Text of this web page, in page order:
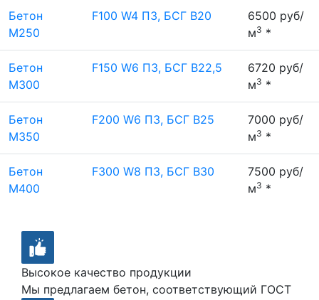
Бетон
М250
F100 W4 П3, БСГ В20
6500 руб/
м3 *
Бетон
М300
F150 W6 П3, БСГ В22,5
6720 руб/
м3 *
Бетон
М350
F200 W6 П3, БСГ В25
7000 руб/
м3 *
Бетон
М400
F300 W8 П3, БСГ В30
7500 руб/
м3 *
Высокое качество продукции
Мы предлагаем бетон, соответствующий ГОСТ